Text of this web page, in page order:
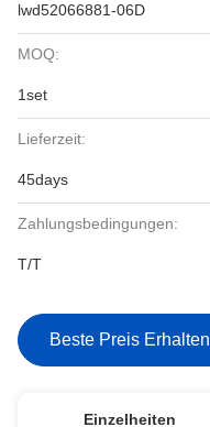
lwd52066881-06D
MOQ:
1set
Lieferzeit:
45days
Zahlungsbedingungen:
T/T
Beste Preis Erhalten
Einzelheiten